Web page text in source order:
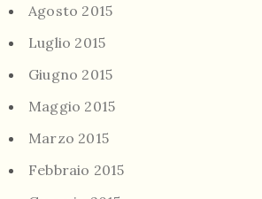
Agosto 2015
Luglio 2015
Giugno 2015
Maggio 2015
Marzo 2015
Febbraio 2015